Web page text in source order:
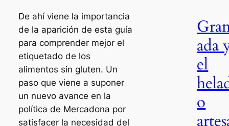
De ahí viene la importancia
de la aparición de esta guía
para comprender mejor el
etiquetado de los
alimentos sin gluten. Un
paso que viene a suponer
un nuevo avance en la
política de Mercadona por
satisfacer la necesidad del
ada
el
o